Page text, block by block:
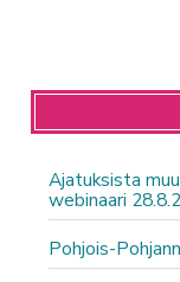
Ajatuksista
webinaari
Pohjois-